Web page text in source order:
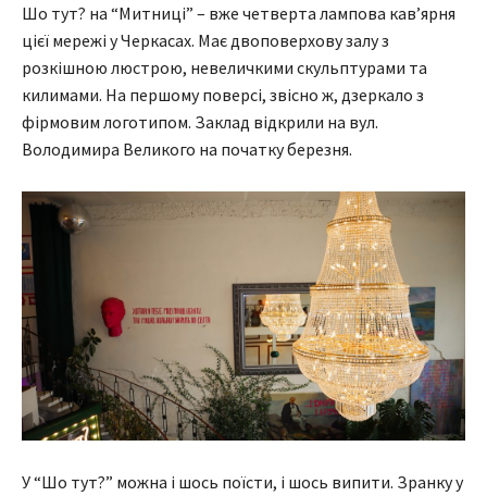
Шо тут? на “Митниці” – вже четверта лампова кав’ярня
цієї мережі у Черкасах. Має двоповерхову залу з
розкішною люстрою, невеличкими скульптурами та
килимами. На першому поверсі, звісно ж, дзеркало з
фірмовим логотипом. Заклад відкрили на вул.
Володимира Великого на початку березня.
У “Шо тут?” можна і шось поїсти, і шось випити. Зранку у